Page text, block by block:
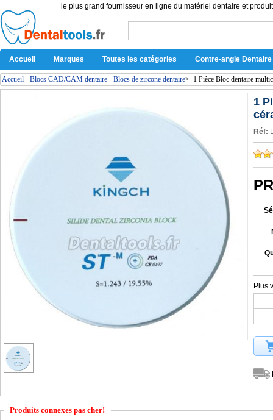
le plus grand fournisseur en ligne du matériel dentaire et
Accueil Marques Toutes les catégories Contre-angle Dentaire
Accueil - Blocs CAD/CAM dentaire - Blocs de zircone dentaire> 1 Pièce Bloc dentaire
1
Réf:
Plus
Produits connexes pas cher!